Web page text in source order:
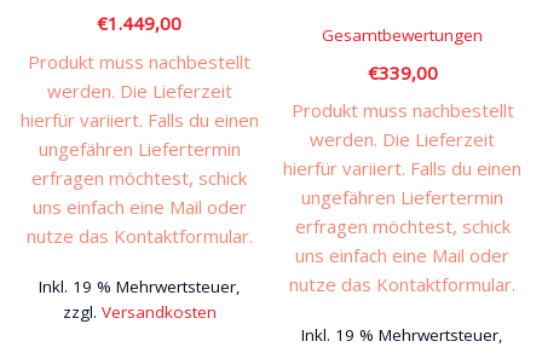
€1.449,00
Produkt muss nachbestellt
werden. Die Lieferzeit
hierfür variiert. Falls du einen
ungefähren Liefertermin
erfragen möchtest, schick
uns einfach eine Mail oder
nutze das Kontaktformular.
Inkl. 19 % Mehrwertsteuer,
zzgl. Versandkosten
Gesamtbewertungen
€339,00
Produkt muss nachbestellt
werden. Die Lieferzeit
hierfür variiert. Falls du einen
ungefähren Liefertermin
erfragen möchtest, schick
uns einfach eine Mail oder
nutze das Kontaktformular.
Inkl. 19 % Mehrwertsteuer,